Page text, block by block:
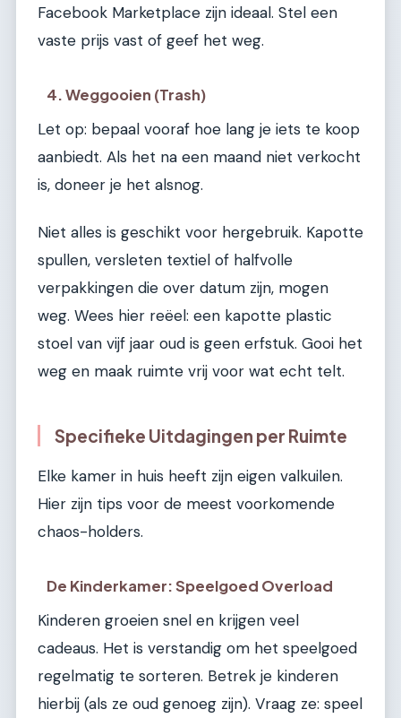
Facebook Marketplace zijn ideaal. Stel een
vaste prijs vast of geef het weg.
4. Weggooien (Trash)
Let op: bepaal vooraf hoe lang je iets te koop
aanbiedt. Als het na een maand niet verkocht
is, doneer je het alsnog.
Niet alles is geschikt voor hergebruik. Kapotte
spullen, versleten textiel of halfvolle
verpakkingen die over datum zijn, mogen
weg. Wees hier reëel: een kapotte plastic
stoel van vijf jaar oud is geen erfstuk. Gooi het
weg en maak ruimte vrij voor wat echt telt.
Specifieke Uitdagingen per Ruimte
Elke kamer in huis heeft zijn eigen valkuilen.
Hier zijn tips voor de meest voorkomende
chaos-holders.
De Kinderkamer: Speelgoed Overload
Kinderen groeien snel en krijgen veel
cadeaus. Het is verstandig om het speelgoed
regelmatig te sorteren. Betrek je kinderen
hierbij (als ze oud genoeg zijn). Vraag ze: speel